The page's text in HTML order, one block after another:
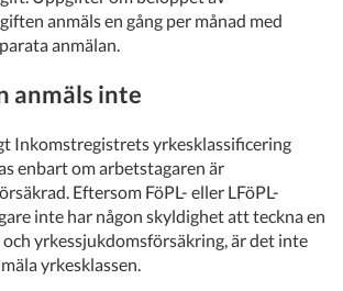
anmäls en gång per månad med
anmälan.
anmäls inte
Inkomstregistrets yrkesklassificering
enbart om arbetstagaren är
Eftersom FöPL- eller LFöPL-
inte har någon skyldighet att teckna en
yrkessjukdomsförsäkring, är det inte
yrkesklassen.